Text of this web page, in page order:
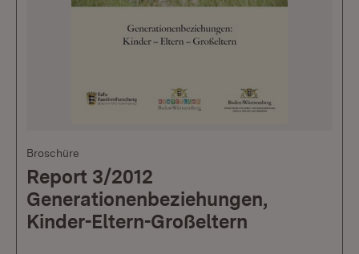
Broschüre
Report 3/2012
Generationenbeziehungen,
Kinder-Eltern-Großeltern